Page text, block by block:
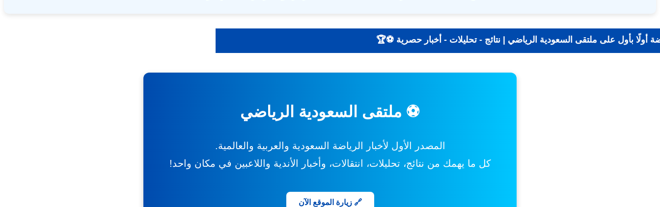
📰 جديد الرياضة أولًا بأول على ملتقى السعودية الرياضي | نتائج - تحليلات - أخبار حصرية ⚽🏆
⚽ ملتقى السعودية الرياضي
المصدر الأول لأخبار الرياضة السعودية والعربية والعالمية.
كل ما يهمك من نتائج، تحليلات، انتقالات، وأخبار الأندية واللاعبين في مكان واحد!
🔗 زيارة الموقع الآن